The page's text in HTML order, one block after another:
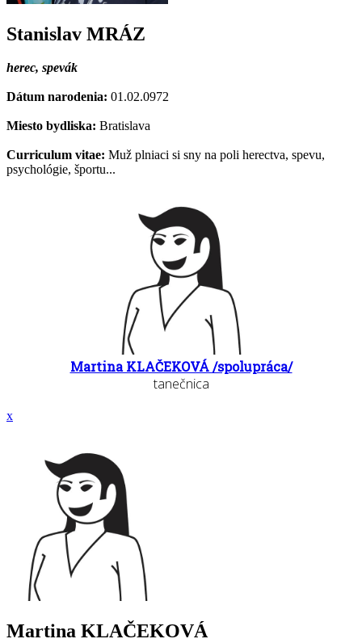
Stanislav MRÁZ
herec, spevák
Dátum narodenia: 01.02.0972
Miesto bydliska: Bratislava
Curriculum vitae: Muž plniaci si sny na poli herectva, spevu,
psychológie, športu...
Martina KLAČEKOVÁ /spolupráca/
tanečnica
x
Martina KLAČEKOVÁ